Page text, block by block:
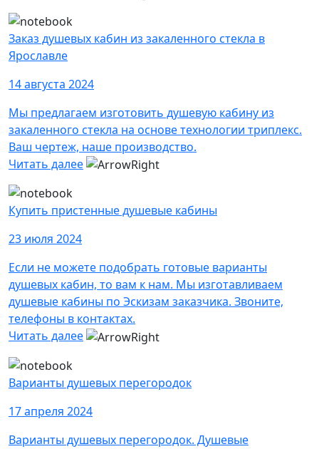
Заказ душевых кабин из закаленного стекла в
Ярославле
14 августа 2024
Мы предлагаем изготовить душевую кабину из
закаленного стекла на основе технологии триплекс.
Ваш чертеж, наше производство.
Читать далее
Купить пристенные душевые кабины
23 июля 2024
Если не можете подобрать готовые варианты
душевых кабин, то вам к нам. Мы изготавливаем
душевые кабины по Эскизам заказчика. Звоните,
телефоны в контактах.
Читать далее
Варианты душевых перегородок
17 апреля 2024
Варианты душевых перегородок. Душевые